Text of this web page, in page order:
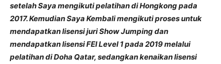
setelah Saya mengikuti pelatihan di Hongkong pada
2017. Kemudian Saya Kembali mengikuti proses untuk
mendapatkan lisensi juri Show Jumping dan
mendapatkan lisensi FEI Level 1 pada 2019 melalui
pelatihan di Doha Qatar, sedangkan kenaikan lisensi